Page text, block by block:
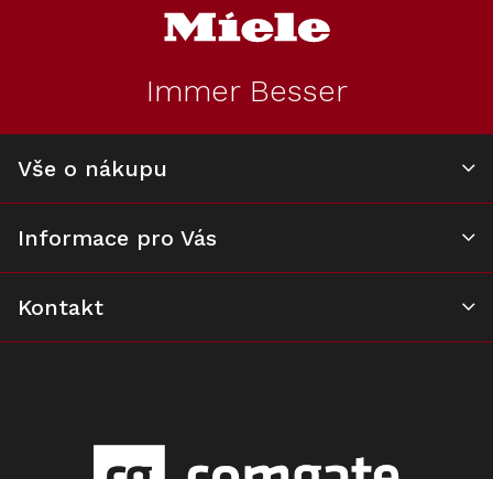
Miele WTV 407
mezikus,
Montážní sada
pro věžové
uspořádání
Skladem
3 850 Kč
Do košíku
Immer Besser
Vše o nákupu
Informace pro Vás
Kontakt